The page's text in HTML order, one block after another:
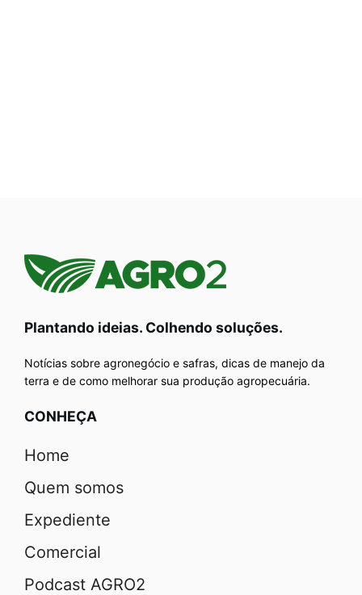
Plantando ideias. Colhendo soluções.
Notícias sobre agronegócio e safras, dicas de manejo da
terra e de como melhorar sua produção agropecuária.
CONHEÇA
Home
Quem somos
Expediente
Comercial
Podcast AGRO2